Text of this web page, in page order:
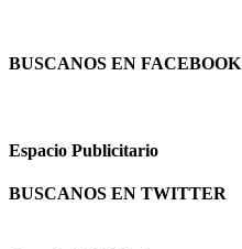
BUSCANOS EN FACEBOOK
Espacio Publicitario
BUSCANOS EN TWITTER